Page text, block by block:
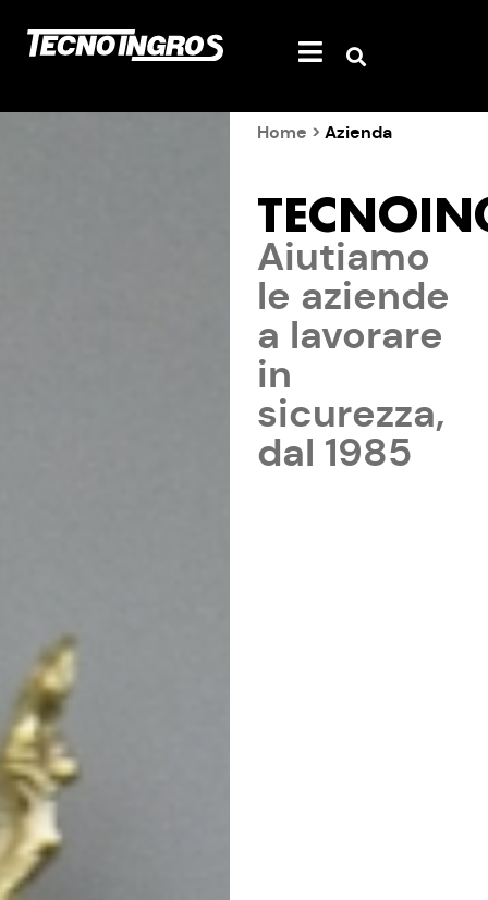
Home > Azienda
Aiutiamo
le aziende
a lavorare
in
sicurezza,
dal 1985